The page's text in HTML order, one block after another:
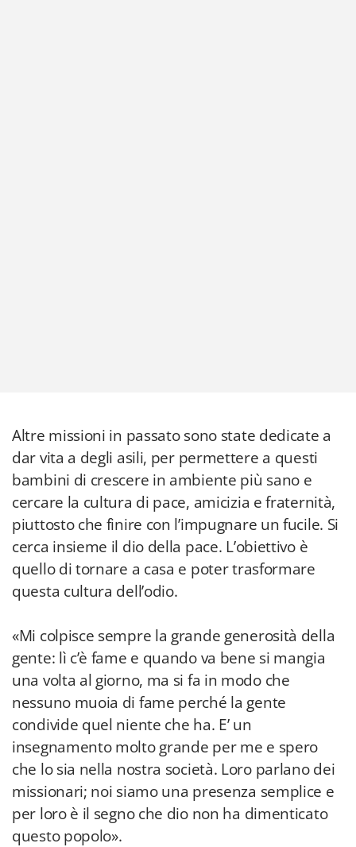
Altre missioni in passato sono state dedicate a
dar vita a degli asili, per permettere a questi
bambini di crescere in ambiente più sano e
cercare la cultura di pace, amicizia e fraternità,
piuttosto che finire con l’impugnare un fucile. Si
cerca insieme il dio della pace. L’obiettivo è
quello di tornare a casa e poter trasformare
questa cultura dell’odio.
«Mi colpisce sempre la grande generosità della
gente: lì c’è fame e quando va bene si mangia
una volta al giorno, ma si fa in modo che
nessuno muoia di fame perché la gente
condivide quel niente che ha. E’ un
insegnamento molto grande per me e spero
che lo sia nella nostra società. Loro parlano dei
missionari; noi siamo una presenza semplice e
per loro è il segno che dio non ha dimenticato
questo popolo».